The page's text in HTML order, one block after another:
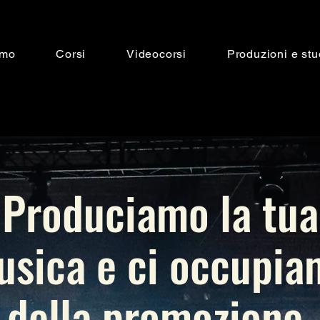
Corsi Videocorsi Produzioni e
Produciamo la tua
e ci